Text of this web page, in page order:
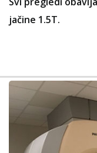
jačine 1.5T.